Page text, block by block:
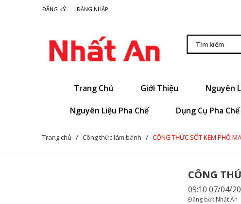
ĐĂNG KÝ ĐĂNG NHẬP
Trang Chủ Giới Thiệu Nguyên
Nguyên Liệu Pha Chế Dụng Cụ Pha Chế
Trang chủ / Công thức làm bánh / CÔNG THỨC SỐT KEM PHÔ
CÔNG
09:10 07/04/
Đăng bởi: Nhất An